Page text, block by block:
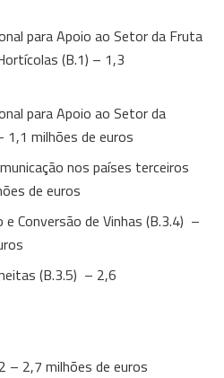
para Apoio ao Setor da Fruta
(B.1) – 1,3
para Apoio ao Setor da
1,1 milhões de euros
nos países terceiros
de euros
Conversão de Vinhas (B.3.4) –
(B.3.5) – 2,6
– 2,7 milhões de euros